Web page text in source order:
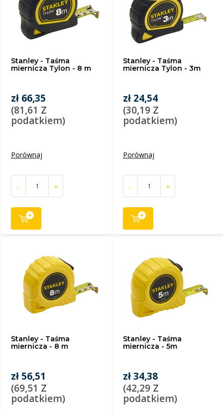
Stanley - Taśma
miernicza Tylon - 8 m
zł 66,35
(81,61 Z
podatkiem)
Porównaj
- +
Stanley - Taśma
miernicza Tylon - 3m
zł 24,54
(30,19 Z
podatkiem)
Porównaj
- +
Stanley - Taśma
miernicza - 8 m
zł 56,51
(69,51 Z
podatkiem)
Stanley - Taśma
miernicza - 5m
zł 34,38
(42,29 Z
podatkiem)